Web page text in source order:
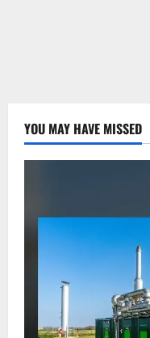
YOU MAY HAVE MISSED